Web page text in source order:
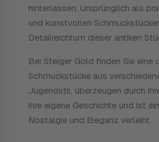
hinterlassen. Ursprünglich als
und kunstvollen
Detailreichtum dieser antiken
Bei Steiger Gold finden Sie eine
Schmuckstücke aus
Jugendstil, überzeugen durch
ihre eigene Geschichte und ist
Nostalgie und Eleganz verleiht.